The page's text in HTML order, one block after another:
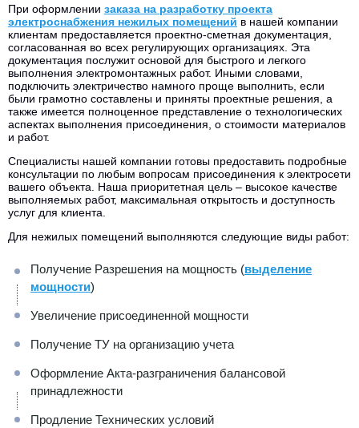
При оформлении заказа на разработку проекта
электроснабжения нежилых помещений в нашей компании
клиентам предоставляется проектно-сметная документация,
согласованная во всех регулирующих организациях. Эта
документация послужит основой для быстрого и легкого
выполнения электромонтажных работ. Иными словами,
подключить электричество намного проще выполнить, если
были грамотно составлены и приняты проектные решения, а
также имеется полноценное представление о технологических
аспектах выполнения присоединения, о стоимости материалов
и работ.
Специалисты нашей компании готовы предоставить подробные
консультации по любым вопросам присоединения к электросети
вашего объекта. Наша приоритетная цель – высокое качестве
выполняемых работ, максимальная открытость и доступность
услуг для клиента.
Для нежилых помещений выполняются следующие виды работ:
Получение Разрешения на мощность (выделение
мощности)
Увеличение присоединенной мощности
Получение ТУ на организацию учета
Оформление Акта-разграничения балансовой
принадлежности
Продление Технических условий